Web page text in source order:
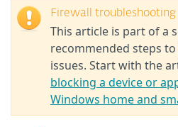
Firewall troubleshooting
This article is part of a
recommended steps
issues. Start with the
blocking a device or
Windows home and